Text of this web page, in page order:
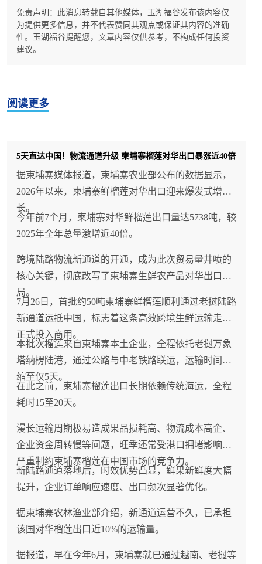
免责声明：此消息转载自其他媒体，玉湖福谷发布该内容仅
为提供更多信息，并不代表赞同其观点或保证其内容的准确
性。玉湖福谷提醒您，文章内容仅供参考，不构成任何投资
建议。
阅读更多
5天直达中国！物流通道升级 柬埔寨榴莲对华出口暴涨近40倍
据柬埔寨媒体报道，柬埔寨农业部公布的数据显示，
2026年以来，柬埔寨鲜榴莲对华出口迎来爆发式增
长。
今年前7个月，柬埔寨对华鲜榴莲出口量达5738吨，较
2025年全年总量激增近40倍。
跨境陆路物流新通道的开通，成为此次贸易量井喷的
核心关键，彻底改写了柬埔寨生鲜农产品对华出口格
局。
7月26日，首批约50吨柬埔寨鲜榴莲顺利通过老挝陆路
新通道运抵中国，标志着这条高效跨境生鲜运输走廊
正式投入商用。
本批次榴莲来自柬埔寨本土企业，全程依托老挝万象
塔纳楞陆港，通过公路与中老铁路联运，运输时间压
缩至仅5天。
在此之前，柬埔寨榴莲出口长期依赖传统海运，全程
耗时15至20天。
漫长运输周期极易造成果品损耗高、物流成本高企、
企业资金周转慢等问题，旺季还常受港口拥堵影响，
严重制约柬埔寨榴莲在中国市场的竞争力。
新陆路通道落地后，时效优势凸显，鲜果新鲜度大幅
提升，企业订单响应速度、出口频次显著优化。
据柬埔寨农林渔业部介绍，新通道运营不久，已承担
该国对华榴莲出口近10%的运输量。
据报道，早在今年6月，柬埔寨就已通过越南、老挝等